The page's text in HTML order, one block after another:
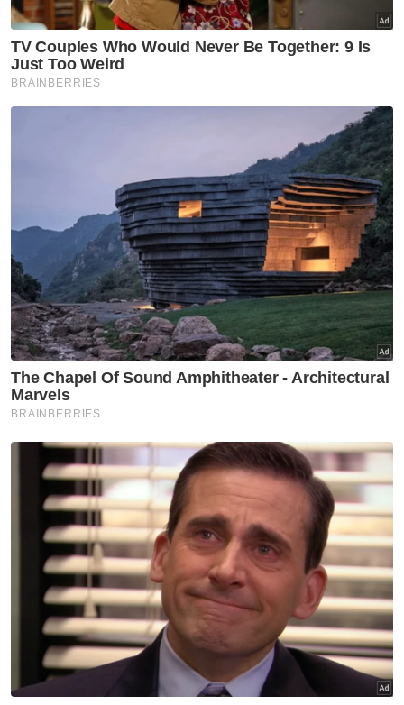
lebih kuat apabila tewas kepada pilihan
utama kejohanan, Indonesia dalam aksi
terakhir Kumpulan B berkenaan.
memberikan persembahan terbaik meskipun
berdepan tentangan sengit daripada
pasukan tuan rumah yang lebih mantap di
semua posisi.
“Pasukan Indonesia nyata lebih kuat.
Persembahan pemain perseorangan lelaki
pertama kita, Kong Wei Xi, dalam perlawanan
hari ini tidak mencapai tahap yang kami
harapkan.
“Gandingan beregu wanita negara, Low Zi
Yu–Dania Sofea Zaidi berjaya mengekalkan
prestasi dalam perlawanan kedua mereka,
namun Oo Shan Zi kelihatan agak gugup dan
tidak beraksi seperti yang diharapkan dalam
perlawanan ini.
“Secara keseluruhan, Indonesia bermain lebih
baik dan mereka memang antara pasukan
pilihan dalam kejohanan ini,” katanya.
Mengulas harapan menjelang aksi suku akhir
menentang China, Kin Weng berharap para
pemain dapat mempamerkan aksi terbaik
dan memanfaatkan peluang ini untuk